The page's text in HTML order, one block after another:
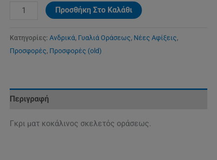
Προσθήκη Στο Καλάθι
Κατηγορίες: Ανδρικά, Γυαλιά Οράσεως, Νέες Αφίξεις,
Προσφορές, Προσφορές (old)
Περιγραφή
Γκρι ματ κοκάλινος σκελετός οράσεως.